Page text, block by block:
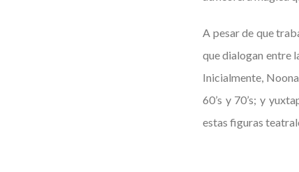
A pesar de que
que dialogan entre
Inicialmente,
60’s y 70’s; y
estas figuras